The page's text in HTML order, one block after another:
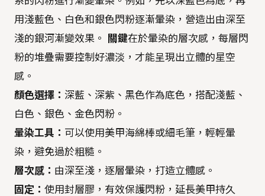
用淺藍色、白色和銀色閃粉逐漸暈染，營造出由深至
淺的銀河漸變效果。
關鍵在於暈染的層次感，每層閃
粉的堆疊需要控制好濃淡，才能呈現出立體的星空
感。
顏色選擇： 深藍、深紫、黑色作為底色，搭配淺藍、
白色、銀色、金色閃粉。
暈染工具： 可以使用美甲海綿棒或細毛筆，輕輕暈
染，避免過於粗糙。
層次感： 由深至淺，逐層暈染，打造立體感。
固定： 使用封層膠，有效保護閃粉，延長美甲持久